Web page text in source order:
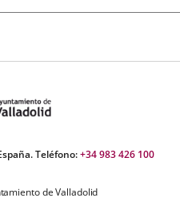
Teléfono:+34 983 426 100
de Valladolid